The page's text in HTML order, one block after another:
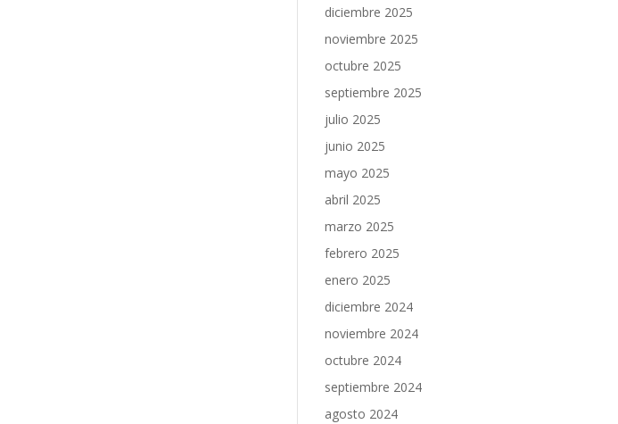
diciembre 2025
noviembre 2025
octubre 2025
septiembre 2025
julio 2025
junio 2025
mayo 2025
abril 2025
marzo 2025
febrero 2025
enero 2025
diciembre 2024
noviembre 2024
octubre 2024
septiembre 2024
agosto 2024